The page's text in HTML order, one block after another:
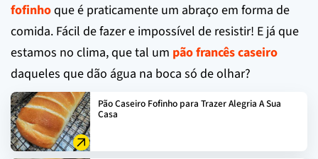
fofinhoque é praticamente um abraço em forma de
comida. Fácil de fazer e impossível de resistir! E já que
estamos no clima, que tal um pão francês caseiro
daqueles que dão água na boca só de olhar?
Pão Caseiro Fofinho para Trazer Alegria A Sua
Casa